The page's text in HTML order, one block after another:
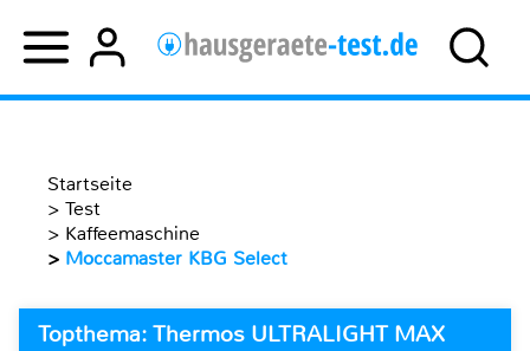
Startseite
> Test
> Kaffeemaschine
> Moccamaster KBG Select
Topthema: Thermos ULTRALIGHT MAX